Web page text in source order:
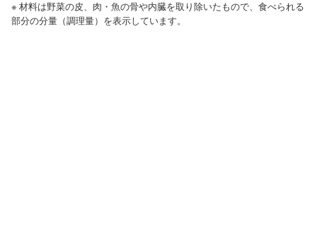
※ 材料は野菜の皮、肉・魚の骨や内臓を取り除いたもので、食べられる
部分の分量（調理量）を表示しています。